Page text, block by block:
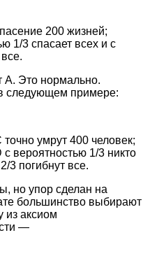
200 жизней;
1/3 спасает всех и с
A. Это нормально.
следующем примере:
умрут 400 человек;
вероятностью 1/3 никто
3 погибнут все.
но упор сделан на
большинство выбирают
из аксиом
—